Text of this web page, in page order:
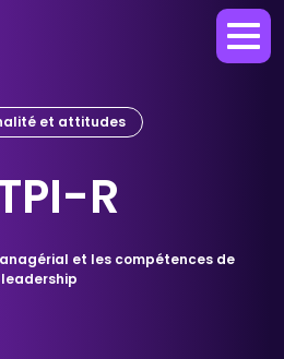
et attitudes
R
et les compétences de
leadership